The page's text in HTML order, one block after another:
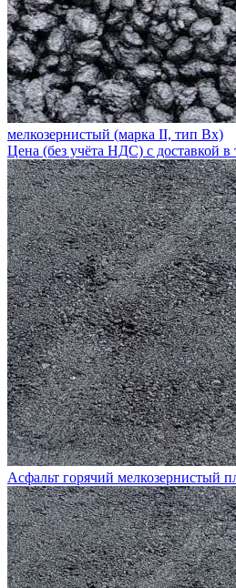
мелкозернистый (марка II, тип Вх)
Цена (без учёта НДС) с доставкой в
Асфальт горячий мелкозернистый